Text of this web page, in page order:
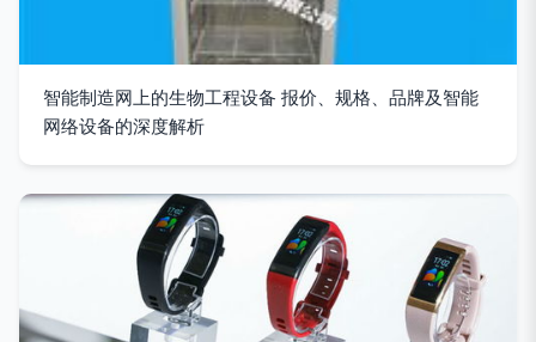
智能制造网上的生物工程设备 报价、规格、品牌及智能
网络设备的深度解析